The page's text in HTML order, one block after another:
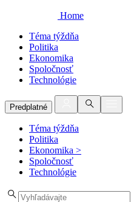
Home
Téma týždňa
Politika
Ekonomika
Spoločnosť
Technológie
Predplatné
Téma týždňa
Politika
Ekonomika >
Spoločnosť
Technológie